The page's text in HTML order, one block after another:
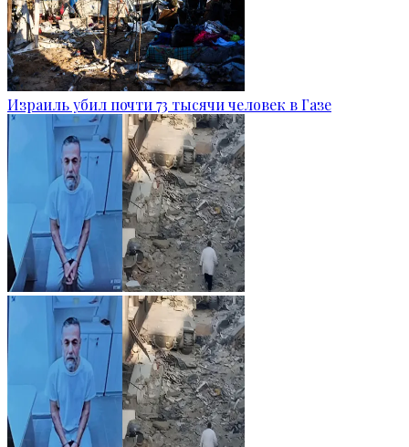
Израиль убил почти 73 тысячи человек в Газе